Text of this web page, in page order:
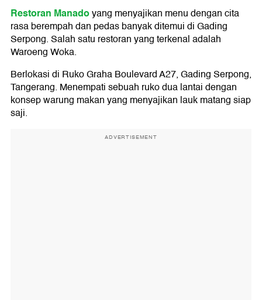
Restoran Manadoyang menyajikan menu dengan cita
rasa berempah dan pedas banyak ditemui di Gading
Serpong. Salah satu restoran yang terkenal adalah
Waroeng Woka.
Berlokasi di Ruko Graha Boulevard A27, Gading Serpong,
Tangerang. Menempati sebuah ruko dua lantai dengan
konsep warung makan yang menyajikan lauk matang siap
saji.
ADVERTISEMENT